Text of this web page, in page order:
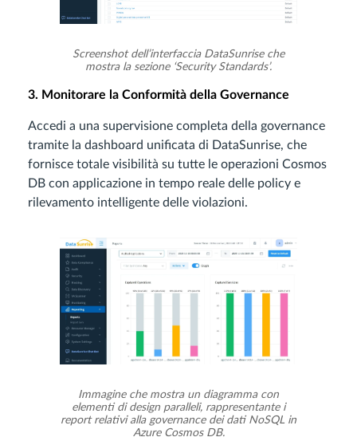
Screenshot dell’interfaccia DataSunrise che
mostra la sezione ‘Security Standards’.
3. Monitorare la Conformità della Governance
Accedi a una supervisione completa della governance
tramite la dashboard unificata di DataSunrise, che
fornisce totale visibilità su tutte le operazioni Cosmos
DB con applicazione in tempo reale delle policy e
rilevamento intelligente delle violazioni.
Immagine che mostra un diagramma con
elementi di design paralleli, rappresentante i
report relativi alla governance dei dati NoSQL in
Azure Cosmos DB.